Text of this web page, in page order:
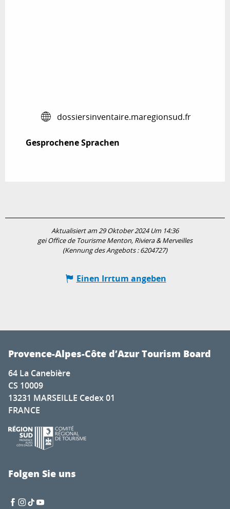
dossiersinventaire.maregionsud.fr
Gesprochene Sprachen
Gesprochene Sprachen
Aktualisiert am 29 Oktober 2024 Um 14:36
gei Office de Tourisme Menton, Riviera & Merveilles
(Kennung des Angebots :6204727)
Einen Irrtum angeben
Provence-Alpes-Côte d’Azur Tourism Board
64 La Canebière
CS 10009
13231 MARSEILLE Cedex 01
FRANCE
Folgen Sie uns